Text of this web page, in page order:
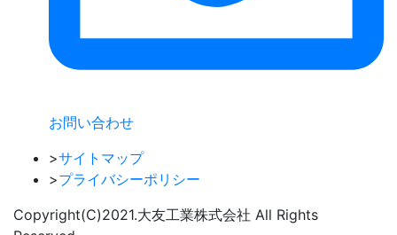
お問い合わせ
>サイトマップ
>プライバシーポリシー
Copyright(C)2021.⼤友⼯業株式会社 All Rights